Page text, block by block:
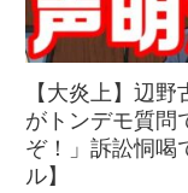
【大炎上】辺
がトンデモ質問
ぞ！」訴訟恫喝
ル】